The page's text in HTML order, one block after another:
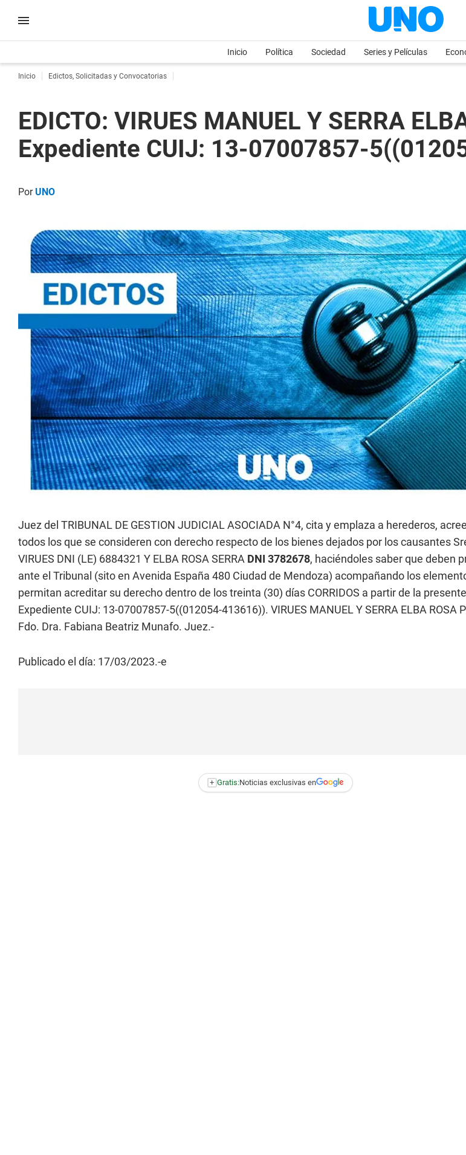
Inicio Política Sociedad Series y Películas
Inicio Edictos, Solicitadas y Convocatorias
EDICTO: VIRUES MANUEL Y SERRA
Expediente CUIJ: 13-07007857-
PorUNO
Juez del TRIBUNAL DE GESTION JUDICIAL ASOCIADA N°4, cita y emplaza a herederos,
todos los que se consideren con derecho respecto de los bienes dejados por los causantes
VIRUES DNI (LE) 6884321 Y ELBA ROSA SERRA DNI 3782678, haciéndoles saber que deben
ante el Tribunal (sito en Avenida España 480 Ciudad de Mendoza) acompañando los
permitan acreditar su derecho dentro de los treinta (30) días CORRIDOS a partir de la
Expediente CUIJ: 13-07007857-5((012054-413616)). VIRUES MANUEL Y SERRA ELBA ROSA
Fdo. Dra. Fabiana Beatriz Munafo. Juez.-
Publicado el día: 17/03/2023.-e
+ Gratis:Noticias exclusivas en